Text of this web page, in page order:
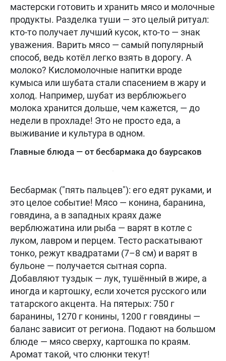
мастерски готовить и хранить мясо и молочные
продукты. Разделка туши — это целый ритуал:
кто-то получает лучший кусок, кто-то — знак
уважения. Варить мясо — самый популярный
способ, ведь котёл легко взять в дорогу. А
молоко? Кисломолочные напитки вроде
кумыса или шубата стали спасением в жару и
холод. Например, шубат из верблюжьего
молока хранится дольше, чем кажется, — до
недели в прохладе! Это не просто еда, а
выживание и культура в одном.
Главные блюда — от бесбармака до баурсаков
Бесбармак ("пять пальцев"): его едят руками, и
это целое событие! Мясо — конина, баранина,
говядина, а в западных краях даже
верблюжатина или рыба — варят в котле с
луком, лавром и перцем. Тесто раскатывают
тонко, режут квадратами (7–8 см) и варят в
бульоне — получается сытная сорпа.
Добавляют туздык — лук, тушённый в жире, а
иногда и картошку, если хочется русского или
татарского акцента. На пятерых: 750 г
баранины, 1270 г конины, 1200 г говядины —
баланс зависит от региона. Подают на большом
блюде — мясо сверху, картошка по краям.
Аромат такой, что слюнки текут!